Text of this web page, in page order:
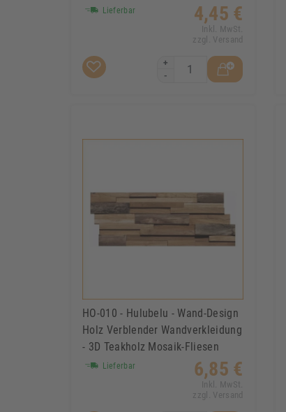
PanelsLieferbar 4,45 €
Inkl. MwSt.
zzgl. Versand
+
-
HO-010 - Hulubelu - Wand-Design
Holz Verblender Wandverkleidung
- 3D Teakholz Mosaik-Fliesen
Lieferbar 6,85 €
Inkl. MwSt.
zzgl. Versand